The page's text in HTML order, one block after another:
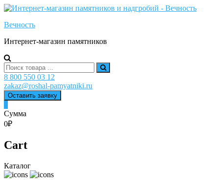
Skip
content
Вечность
Интернет-магазин памятников
Search
for:
8 800 550 03 12
zakaz@roshal-pamyatniki.ru
Оставить заявку
Сумма
0₽
Cart
Каталог